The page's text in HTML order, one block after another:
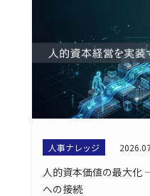
人事ナレッジ
人的資本価値の最大化
への接続